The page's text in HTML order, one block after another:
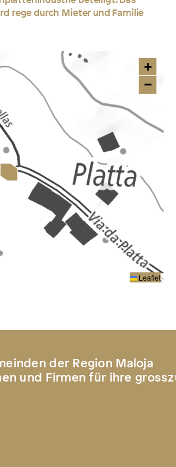
rege durch Mieter und Familie
+
−
Leaflet
der Region Maloja
und Firmen für ihre